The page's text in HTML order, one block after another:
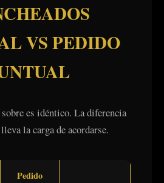
VS PEDIDO
es idéntico. La diferencia
la carga de acordarse.
Pedido